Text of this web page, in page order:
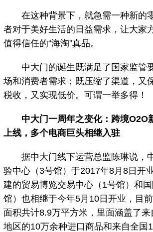
在这种背景下，就急需一种新的
者对于美好生活的日益需求，让大家
值得信任的“海淘”真品。
中大门的诞生既满足了国家监管
场和消费者需求；既压缩了渠道，又
税收，又实现低价。可谓一举多得！
中大门一周年之变化：跨境O2O
上线，多个电商巨头相继入驻
据中大门线下运营总监陈琳说，
验中心（3号馆）于2017年8月8日开
建的贸易博览交易中心（1号馆）和
馆）也相继于今年5月10日开业，目
面积共计8.9万平方米，里面涵盖了
地区的10万余种进口商品和来自全国